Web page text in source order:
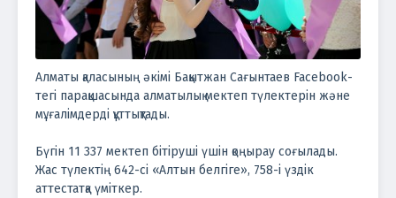
Алматы қаласының әкімі Бақытжан Сағынтаев Facebook-
тегі парақшасында алматылық мектеп түлектерін және
мұғалімдерді құттықтады.
Бүгін 11 337 мектеп бітіруші үшін қоңырау соғылады.
Жас түлектің 642-сі «Алтын белгіге», 758-і үздік
аттестатқа үміткер.